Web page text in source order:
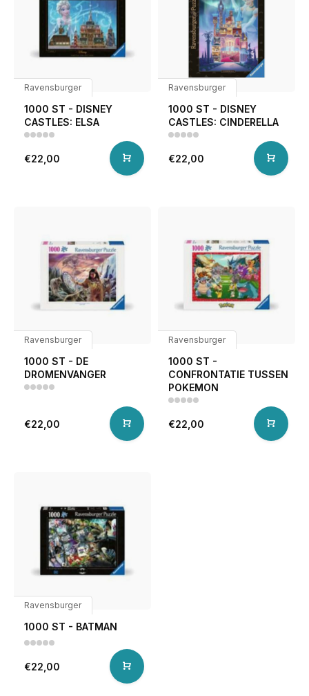
Ravensburger
1000 ST - DISNEY
CASTLES: ELSA
€22,00
Ravensburger
1000 ST - DISNEY
CASTLES: CINDERELLA
€22,00
Ravensburger
1000 ST - DE
DROMENVANGER
€22,00
Ravensburger
1000 ST -
CONFRONTATIE TUSSEN
POKEMON
€22,00
Ravensburger
1000 ST - BATMAN
€22,00